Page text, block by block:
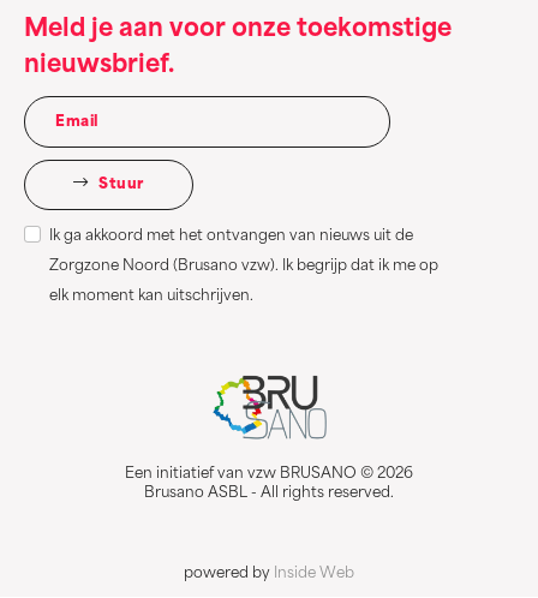
Meld je aan voor onze toekomstige
nieuwsbrief.
Stuur
Ik ga akkoord met het ontvangen van nieuws uit de
Zorgzone Noord (Brusano vzw). Ik begrijp dat ik me op
elk moment kan uitschrijven.
Een initiatief van vzw BRUSANO © 2026
Brusano ASBL - All rights reserved.
powered by Inside Web